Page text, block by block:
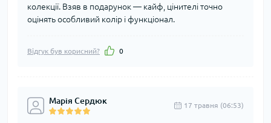
колекції. Взяв в подарунок — кайф, цінителі точно
оцінять особливий колір і функціонал.
Відгук був корисний? 0
Марія Сердюк 17 травня (06:53)